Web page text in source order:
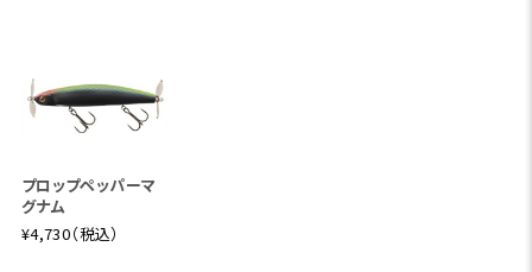
プロップペッパーマ
グナム
¥4,730（税込）